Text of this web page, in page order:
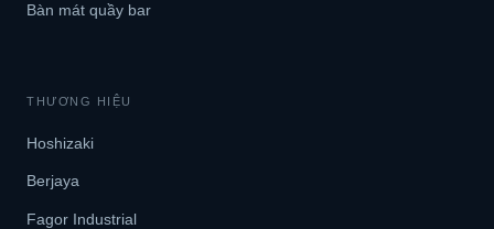
Bàn mát quầy bar
THƯƠNG HIỆU
Hoshizaki
Berjaya
Fagor Industrial